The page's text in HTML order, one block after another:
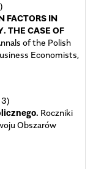
FACTORS IN
THE CASE OF
of the Polish
Economists,
Roczniki
Obszarów